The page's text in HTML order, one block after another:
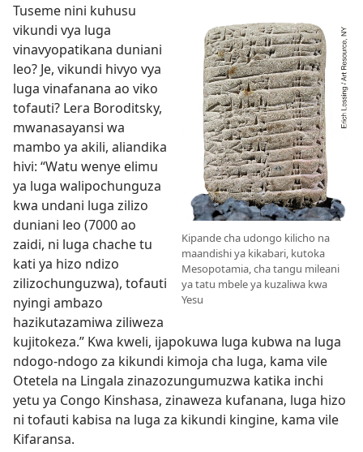
Kipande cha udongo kilicho na
maandishi ya kikabari, kutoka
Mesopotamia, cha tangu mileani
ya tatu mbele ya kuzaliwa kwa
Yesu
Tuseme nini kuhusu
vikundi vya luga
vinavyopatikana duniani
leo? Je, vikundi hivyo vya
luga vinafanana ao viko
tofauti? Lera Boroditsky,
mwanasayansi wa
mambo ya akili, aliandika
hivi: “Watu wenye elimu
ya luga walipochunguza
kwa undani luga zilizo
duniani leo (7000 ao
zaidi, ni luga chache tu
kati ya hizo ndizo
zilizochunguzwa), tofauti
nyingi ambazo
hazikutazamiwa ziliweza
kujitokeza.” Kwa kweli, ijapokuwa luga kubwa na luga
ndogo-ndogo za kikundi kimoja cha luga, kama vile
Otetela na Lingala zinazozungumuzwa katika inchi
yetu ya Congo Kinshasa, zinaweza kufanana, luga hizo
ni tofauti kabisa na luga za kikundi kingine, kama vile
Kifaransa.